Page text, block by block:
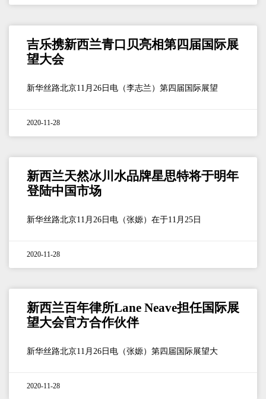
吉乐携新西兰青口贝亮相第四届国际展
望大会
新华丝路北京11月26日电（李志兰）第四届国际展望
2020-11-28
新西兰天然冰川水品牌星思特将于明年
登陆中国市场
新华丝路北京11月26日电（张嫄）在于11月25日
2020-11-28
新西兰百年律所Lane Neave担任国际展
望大会官方合作伙伴
新华丝路北京11月26日电（张嫄）第四届国际展望大
2020-11-28